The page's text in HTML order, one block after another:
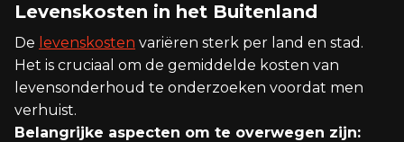
Levenskosten in het Buitenland
De levenskosten variëren sterk per land en stad.
Het is cruciaal om de gemiddelde kosten van
levensonderhoud te onderzoeken voordat men
verhuist.
Belangrijke aspecten om te overwegen zijn: